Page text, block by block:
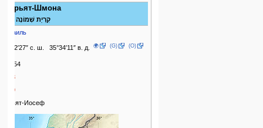
Кирьят-Шмона
קִרְיַת שְׁמוֹנָה
Израиль
33°12′27″ с. ш. 35°34′11″ в. д. 🌍 (G) (O)
24,254
2023
1949
Кирьят-Иосеф